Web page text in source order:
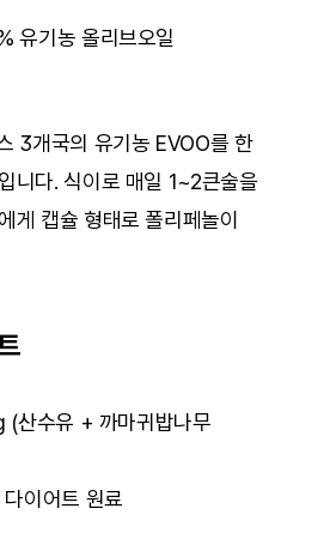
유기농 올리브오일
3개국의 유기농 EVOO를 한
니다. 식이로 매일 1~2큰술을
게 캡슐 형태로 폴리페놀이
(산수유 + 까마귀밥나무
이어트 원료